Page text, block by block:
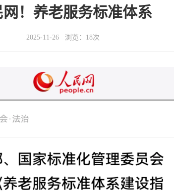
网！养老服务标准体系
2025-11-26 浏览：18次